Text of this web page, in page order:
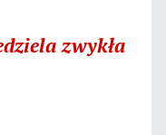
zwykła